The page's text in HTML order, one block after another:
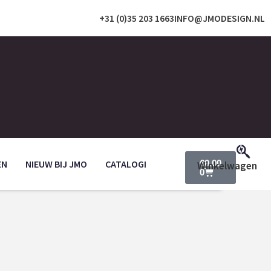
INFO@JMODESIGN.NL
+31 (0)35 203 1663
NIEUW BIJ JMO CATALOGI €0.00
0